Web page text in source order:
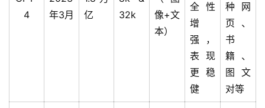
4
年3月
亿
32k
像+文
本）
全性
增
强，
表现
更稳
健
种网
页、
书
籍、
图文
对等